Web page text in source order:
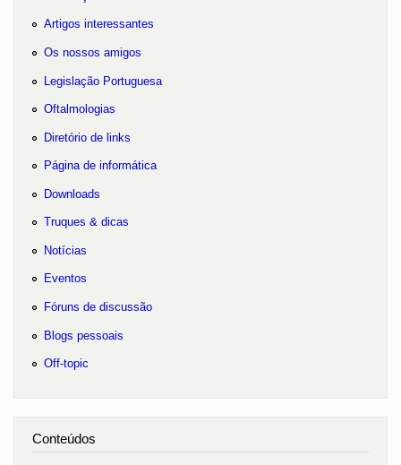
Artigos interessantes
Os nossos amigos
Legislação Portuguesa
Oftalmologias
Diretório de links
Página de informática
Downloads
Truques & dicas
Notícias
Eventos
Fóruns de discussão
Blogs pessoais
Off-topic
Conteúdos